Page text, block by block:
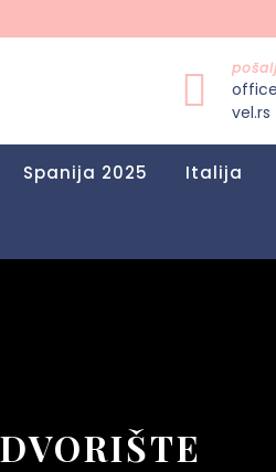
vel.rs
Spanija 2025 Italija
DVORIŠTE